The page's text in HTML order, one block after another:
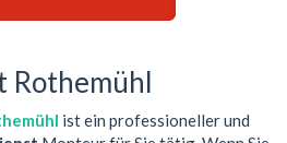
Rothemühl
ist ein professioneller und